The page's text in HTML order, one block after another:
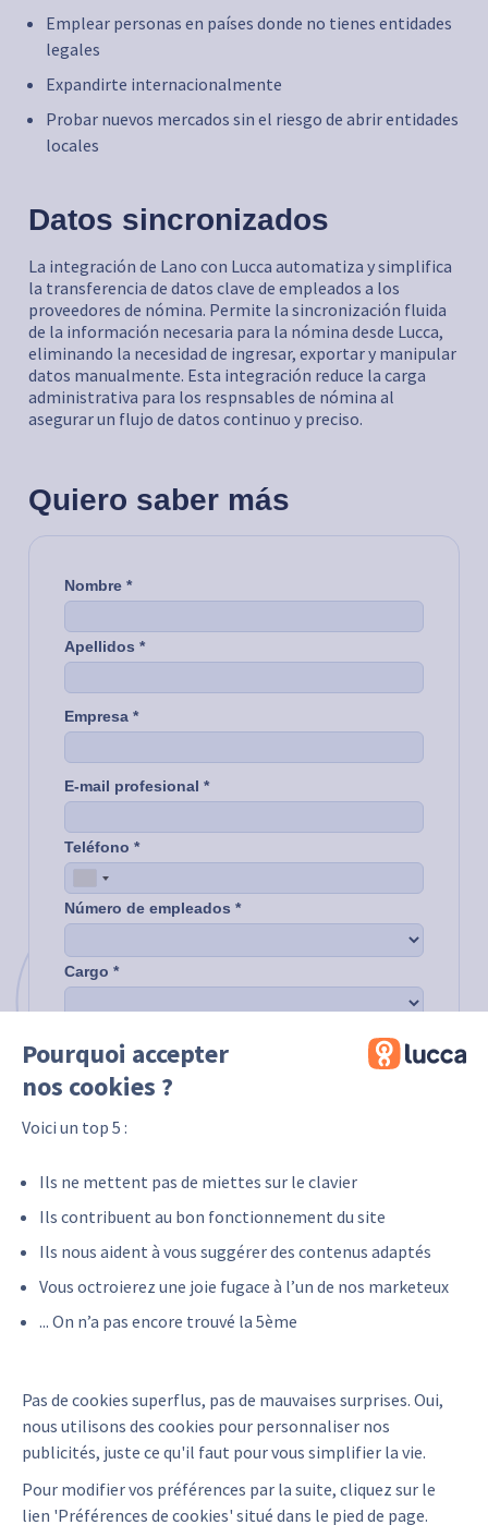
Pourquoi accepter
nos cookies ?
Voici un top 5 :
Ils ne mettent pas de miettes sur le clavier
Ils contribuent au bon fonctionnement du site
Ils nous aident à vous suggérer des contenus adaptés
Vous octroierez une joie fugace à l’un de nos marketeux
... On n’a pas encore trouvé la 5ème
Pas de cookies superflus, pas de mauvaises surprises. Oui,
nous utilisons des cookies pour personnaliser nos
publicités, juste ce qu'il faut pour vous simplifier la vie.
Pour modifier vos préférences par la suite, cliquez sur le
lien 'Préférences de cookies' situé dans le pied de page.
Emplear personas en países donde no tienes entidades
legales
Expandirte internacionalmente
Probar nuevos mercados sin el riesgo de abrir entidades
locales
Datos sincronizados
La integración de Lano con Lucca automatiza y simplifica
la transferencia de datos clave de empleados a los
proveedores de nómina. Permite la sincronización fluida
de la información necesaria para la nómina desde Lucca,
eliminando la necesidad de ingresar, exportar y manipular
datos manualmente. Esta integración reduce la carga
administrativa para los respnsables de nómina al
asegurar un flujo de datos continuo y preciso.
Quiero saber más
Regresar a nuestra lista de partners